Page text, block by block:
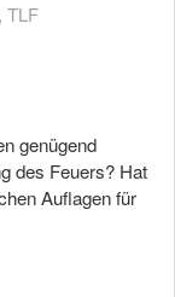
TLF
genügend
des Feuers? Hat
Auflagen für